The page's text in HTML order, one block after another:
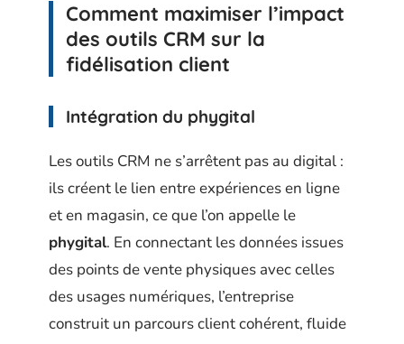
Comment maximiser l’impact
des outils CRM sur la
fidélisation client
Intégration du phygital
Les outils CRM ne s’arrêtent pas au digital :
ils créent le lien entre expériences en ligne
et en magasin, ce que l’on appelle le
phygital. En connectant les données issues
des points de vente physiques avec celles
des usages numériques, l’entreprise
construit un parcours client cohérent, fluide